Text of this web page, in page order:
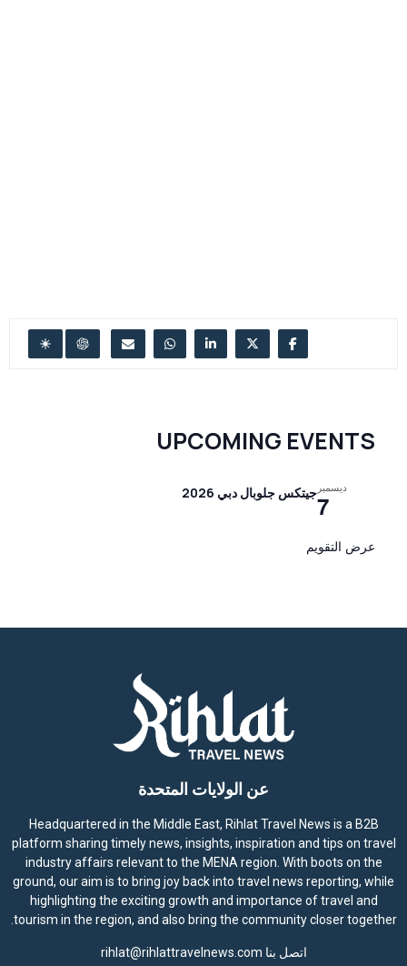
UPCOMING EVENTS
ديسمبر
7جيتكس جلوبال دبي 2026
عرض التقويم
عن الولايات المتحدة
Headquartered in the Middle East, Rihlat Travel News is a B2B
platform sharing timely news, insights, inspiration and tips on travel
industry affairs relevant to the MENA region. With boots on the
ground, our aim is to bring joy back into travel news reporting, while
highlighting the exciting growth and importance of travel and
tourism in the region, and also bring the community closer together.
اتصل بنا rihlat@rihlattravelnews.com